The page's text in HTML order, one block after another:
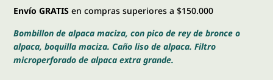
Envío GRATIS en compras superiores a $150.000
Bombillon de alpaca maciza, con pico de rey de bronce o
alpaca, boquilla maciza. Caño liso de alpaca. Filtro
microperforado de alpaca extra grande.